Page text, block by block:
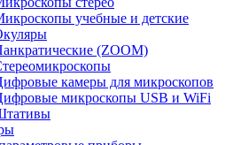
учебные и детские
(ZOOM)
камеры для микроскопов
микроскопы USB и WiFi